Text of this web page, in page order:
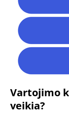
Vartojimo
veikia?